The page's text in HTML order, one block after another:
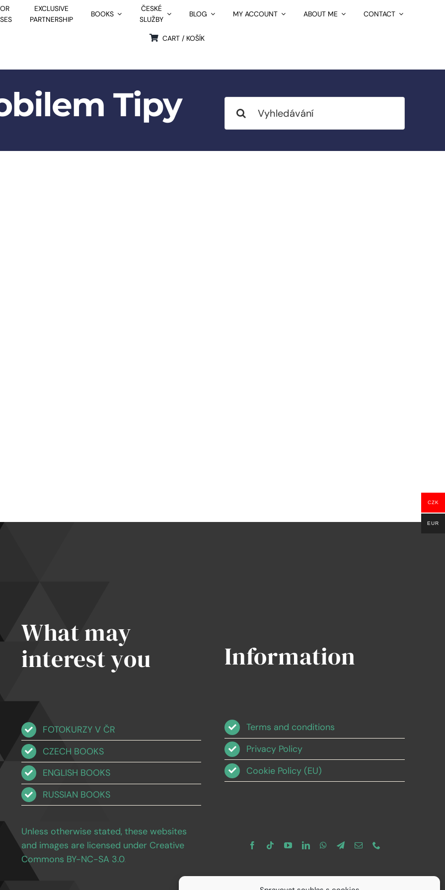
EXCLUSIVE
PARTNERSHIP
BOOKS
ČESKÉ
SLUŽBY
BLOG MY ACCOUNT ABOUT ME CONTACT
CART / KOŠÍK
Tipy
for:
What may
interest you
FOTOKURZY V ČR
CZECH BOOKS
ENGLISH BOOKS
RUSSIAN BOOKS
Information
Terms and conditions
Privacy Policy
Cookie Policy (EU)
Unless otherwise stated, these websites
and images are licensed under Creative
Commons BY-NC-SA 3.0.
CZK
EUR